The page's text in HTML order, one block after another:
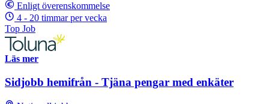
Enligt överenskommelse
4 - 20 timmar per vecka
Top Job
Läs mer
Sidjobb hemifrån - Tjäna pengar med enkäter